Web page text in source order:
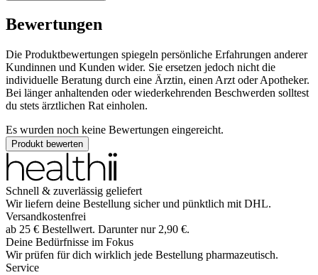
Bewertungen
Die Produktbewertungen spiegeln persönliche Erfahrungen anderer
Kundinnen und Kunden wider. Sie ersetzen jedoch nicht die
individuelle Beratung durch eine Ärztin, einen Arzt oder Apotheker.
Bei länger anhaltenden oder wiederkehrenden Beschwerden solltest
du stets ärztlichen Rat einholen.
Es wurden noch keine Bewertungen eingereicht.
Produkt bewerten
Schnell & zuverlässig geliefert
Wir liefern deine Bestellung sicher und pünktlich mit DHL.
Versandkostenfrei
ab 25 € Bestellwert. Darunter nur 2,90 €.
Deine Bedürfnisse im Fokus
Wir prüfen für dich wirklich jede Bestellung pharmazeutisch.
Service